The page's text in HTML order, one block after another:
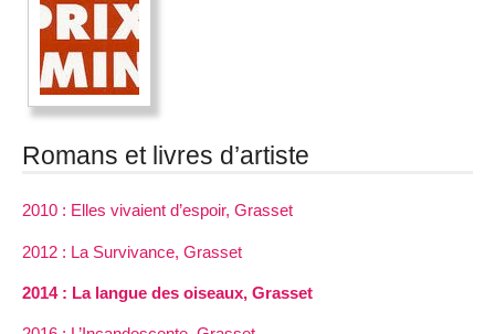
Romans et livres d’artiste
2010 : Elles vivaient d’espoir, Grasset
2012 : La Survivance, Grasset
2014 : La langue des oiseaux, Grasset